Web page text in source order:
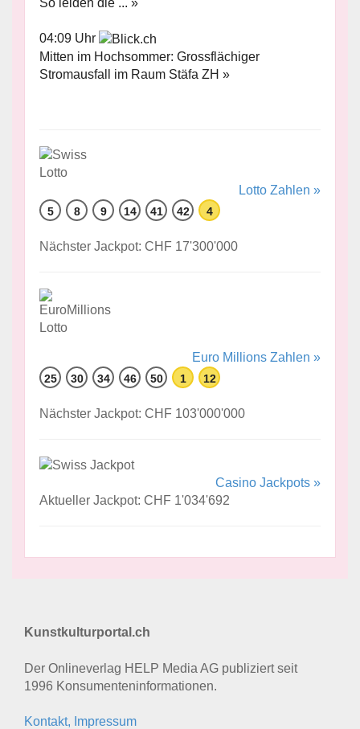
So leiden die ... »
04:09 Uhr
Mitten im Hochsommer: Grossflächiger
Stromausfall im Raum Stäfa ZH »
Lotto Zahlen »
5 8 9 14 41 42 4
Nächster Jackpot: CHF 17'300'000
Euro Millions Zahlen »
25 30 34 46 50 1 12
Nächster Jackpot: CHF 103'000'000
Casino Jackpots »
Aktueller Jackpot: CHF 1'034'692
Kunstkulturportal.ch
Der Onlineverlag HELP Media AG publiziert seit
1996 Konsumenten­informationen.
Kontakt, Impressum